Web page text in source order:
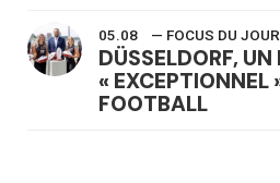
05.08 — FOCUS DU JOUR
DÜSSELDORF, UN
« EXCEPTIONNEL
FOOTBALL